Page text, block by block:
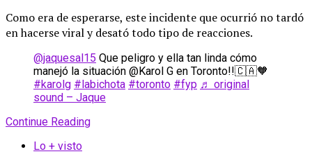
Como era de esperarse, este incidente que ocurrió no tardó
en hacerse viral y desató todo tipo de reacciones.
@jaquesal15 Que peligro y ella tan linda cómo
manejó la situación @Karol G en Toronto!!🇨🇦🧡
#karolg #labichota #toronto #fyp ♬ original
sound – Jaque
Continue Reading
Lo + visto